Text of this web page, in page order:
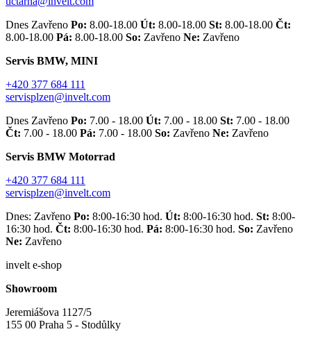
Dnes Zavřeno Po: 8.00-18.00 Út: 8.00-18.00 St: 8.00-18.00 Čt:
8.00-18.00 Pá: 8.00-18.00 So: Zavřeno Ne: Zavřeno
Servis BMW, MINI
+420 377 684 111
servisplzen@invelt.com
Dnes Zavřeno Po: 7.00 - 18.00 Út: 7.00 - 18.00 St: 7.00 - 18.00
Čt: 7.00 - 18.00 Pá: 7.00 - 18.00 So: Zavřeno Ne: Zavřeno
Servis BMW Motorrad
+420 377 684 111
servisplzen@invelt.com
Dnes: Zavřeno Po: 8:00-16:30 hod. Út: 8:00-16:30 hod. St: 8:00-
16:30 hod. Čt: 8:00-16:30 hod. Pá: 8:00-16:30 hod. So: Zavřeno
Ne: Zavřeno
invelt e-shop
Showroom
Jeremiášova 1127/5
155 00 Praha 5 - Stodůlky